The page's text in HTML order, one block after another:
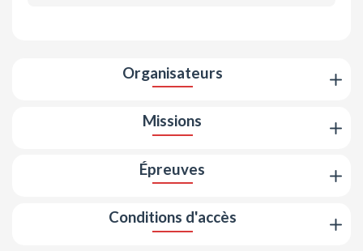
Organisateurs
Missions
Épreuves
Conditions d'accès